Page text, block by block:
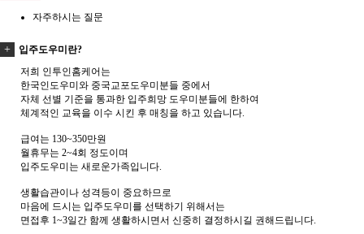
자주하시는 질문
입주도우미란?
저희 인투인홈케어는
한국인도우미와 중국교포도우미분들 중에서
자체 선별 기준을 통과한 입주희망 도우미분들에 한하여
체계적인 교육을 이수 시킨 후 매칭을 하고 있습니다.
급여는 130~350만원
월휴무는 2~4회 정도이며
입주도우미는 새로운가족입니다.
생활습관이나 성격등이 중요하므로
마음에 드시는 입주도우미를 선택하기 위해서는
면접후 1~3일간 함께 생활하시면서 신중히 결정하시길 권해드립니다.